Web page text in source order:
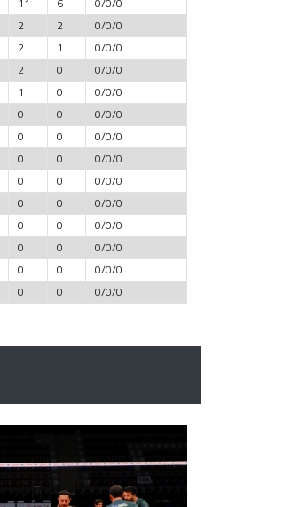
2 2
0/0/0
2 1
0/0/0
2 0
0/0/0
1 0
0/0/0
0 0
0/0/0
0 0
0/0/0
0 0
0/0/0
0 0
0/0/0
0 0
0/0/0
0 0
0/0/0
0 0
0/0/0
0 0
0/0/0
0 0 0/0/0